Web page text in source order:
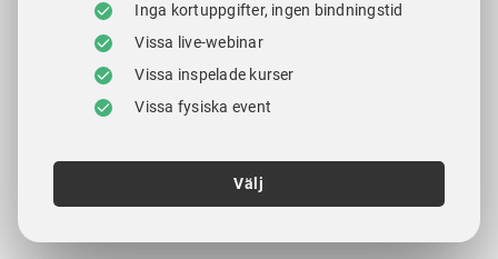
Inga kortuppgifter, ingen bindningstid
Vissa live-webinar
Vissa inspelade kurser
Vissa fysiska event
Välj